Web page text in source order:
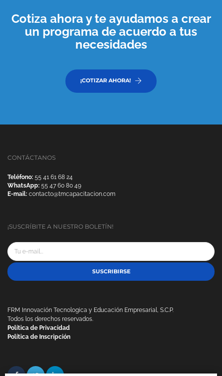
Cotiza ahora y te ayudamos a crear
un programa de acuerdo a tus
necesidades
¡COTIZAR AHORA!
CONTÁCTANOS
Teléfono: 55 41 61 68 24
WhatsApp: 55 47 60 80 49
E-mail: contacto@tmcapacitacion.com
¡SUSCRÍBITE A NUESTRO BOLETÍN!
SUSCRIBIRSE
FRM Innovación Tecnologica y Educación Empresarial, S.C.P.
Todos los derechos reservados.
Política de Privacidad
Política de Inscripción